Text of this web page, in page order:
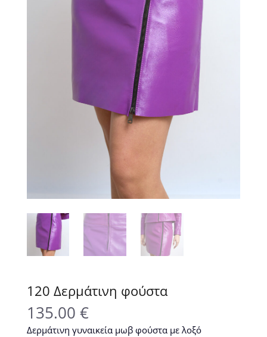
120 Δερμάτινη φούστα
135.00 €
Δερμάτινη γυναικεία μωβ φούστα με λοξό